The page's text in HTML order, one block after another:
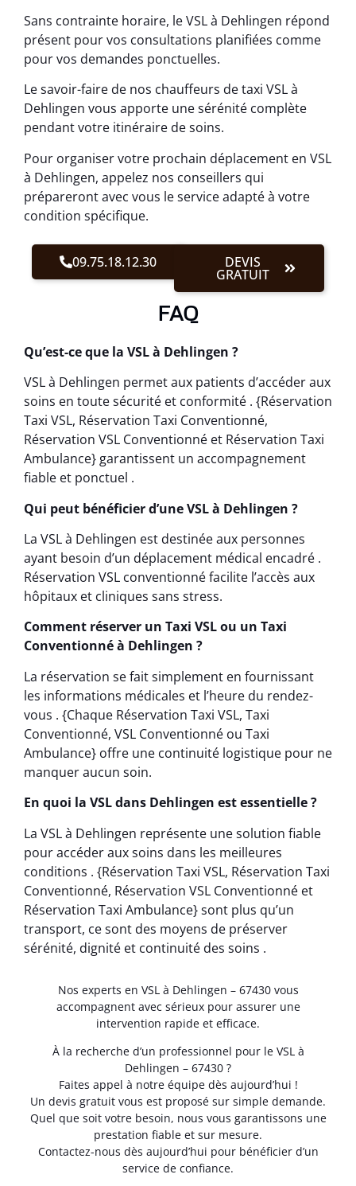
Sans contrainte horaire, le VSL à Dehlingen répond
présent pour vos consultations planifiées comme
pour vos demandes ponctuelles.
Le savoir-faire de nos chauffeurs de taxi VSL à
Dehlingen vous apporte une sérénité complète
pendant votre itinéraire de soins.
Pour organiser votre prochain déplacement en VSL
à Dehlingen, appelez nos conseillers qui
prépareront avec vous le service adapté à votre
condition spécifique.
09.75.18.12.30 DEVIS
GRATUIT
FAQ
Qu’est-ce que la VSL à Dehlingen ?
VSL à Dehlingen permet aux patients d’accéder aux
soins en toute sécurité et conformité . {Réservation
Taxi VSL, Réservation Taxi Conventionné,
Réservation VSL Conventionné et Réservation Taxi
Ambulance} garantissent un accompagnement
fiable et ponctuel .
Qui peut bénéficier d’une VSL à Dehlingen ?
La VSL à Dehlingen est destinée aux personnes
ayant besoin d’un déplacement médical encadré .
Réservation VSL conventionné facilite l’accès aux
hôpitaux et cliniques sans stress.
Comment réserver un Taxi VSL ou un Taxi
Conventionné à Dehlingen ?
La réservation se fait simplement en fournissant
les informations médicales et l’heure du rendez-
vous . {Chaque Réservation Taxi VSL, Taxi
Conventionné, VSL Conventionné ou Taxi
Ambulance} offre une continuité logistique pour ne
manquer aucun soin.
En quoi la VSL dans Dehlingen est essentielle ?
La VSL à Dehlingen représente une solution fiable
pour accéder aux soins dans les meilleures
conditions . {Réservation Taxi VSL, Réservation Taxi
Conventionné, Réservation VSL Conventionné et
Réservation Taxi Ambulance} sont plus qu’un
transport, ce sont des moyens de préserver
sérénité, dignité et continuité des soins .
Nos experts en VSL à Dehlingen – 67430 vous
accompagnent avec sérieux pour assurer une
intervention rapide et efficace.
À la recherche d’un professionnel pour le VSL à
Dehlingen – 67430 ?
Faites appel à notre équipe dès aujourd’hui !
Un devis gratuit vous est proposé sur simple demande.
Quel que soit votre besoin, nous vous garantissons une
prestation fiable et sur mesure.
Contactez-nous dès aujourd’hui pour bénéficier d’un
service de confiance.